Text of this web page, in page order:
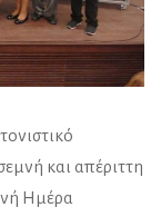
και απέριττη
Ημέρα